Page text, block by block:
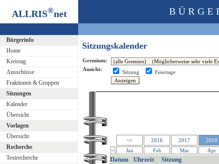
ALLRIS®net
Bürgerinfo
Home
Kreistag
Ausschüsse
Fraktionen & Gruppen
Sitzungen
Kalender
Übersicht
Vorlagen
Übersicht
Recherche
Textrecherche
Sitzungskalender
Gremium:
Ansicht:
Sitzung Feiertage
<< 2016 2017
2018
<
Jan Feb Mar Apr
Datum Uhrzeit Sitzung